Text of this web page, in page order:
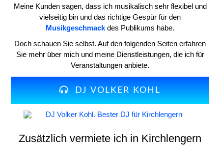
Meine Kunden sagen, dass ich musikalisch sehr flexibel und
vielseitig bin und das richtige Gespür für den
Musikgeschmack des Publikums habe.
Doch schauen Sie selbst. Auf den folgenden Seiten erfahren
Sie mehr über mich und meine Dienstleistungen, die ich für
Veranstaltungen anbiete.
DJ VOLKER KOHL
Zusätzlich vermiete ich in Kirchlengern